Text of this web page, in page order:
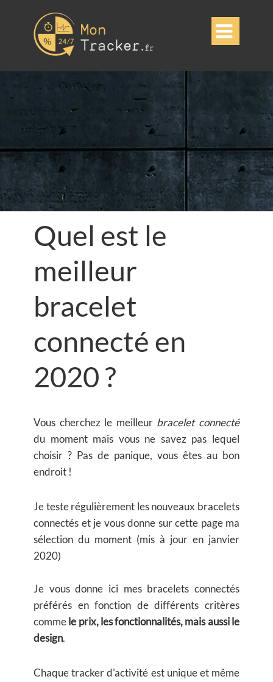

Quel est le
meilleur
bracelet
connecté en
2020 ?
Vous cherchez le meilleur bracelet connecté
du moment mais vous ne savez pas lequel
choisir ? Pas de panique, vous êtes au bon
endroit !
Je teste régulièrement les nouveaux bracelets
connectés et je vous donne sur cette page ma
sélection du moment (mis à jour en janvier
2020)
Je vous donne ici mes bracelets connectés
préférés en fonction de différents critères
commele prix, les fonctionnalités, mais aussi le
design.
Chaque tracker d'activité est unique et même